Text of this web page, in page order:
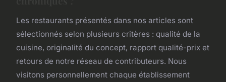
Les restaurants présentés dans nos articles sont
sélectionnés selon plusieurs critères : qualité de la
cuisine, originalité du concept, rapport qualité-prix et
retours de notre réseau de contributeurs. Nous
visitons personnellement chaque établissement